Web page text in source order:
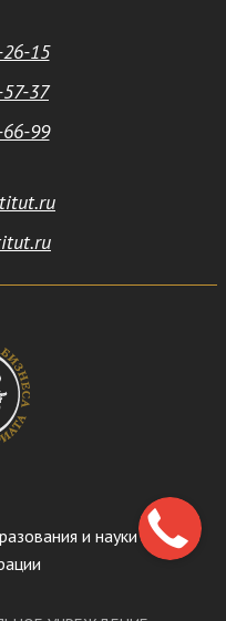
15
37
99
и науки